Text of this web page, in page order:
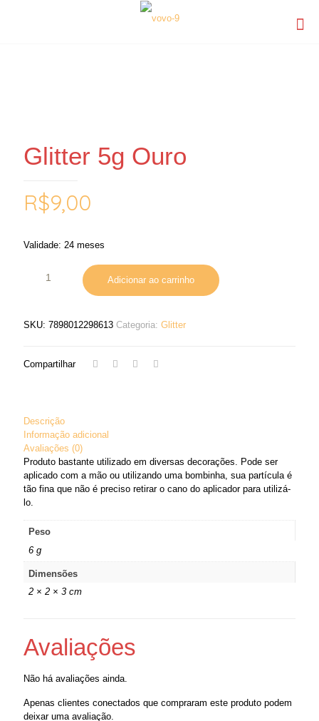
Glitter 5g Ouro
R$9,00
Validade: 24 meses
Adicionar ao carrinho
SKU: 7898012298613 Categoria: Glitter
Compartilhar
Descrição
Informação adicional
Avaliações (0)
Produto bastante utilizado em diversas decorações. Pode ser
aplicado com a mão ou utilizando uma bombinha, sua partícula é
tão fina que não é preciso retirar o cano do aplicador para utilizá-
lo.
Peso
6 g
Dimensões
2 × 2 × 3 cm
Avaliações
Não há avaliações ainda.
Apenas clientes conectados que compraram este produto podem
deixar uma avaliação.